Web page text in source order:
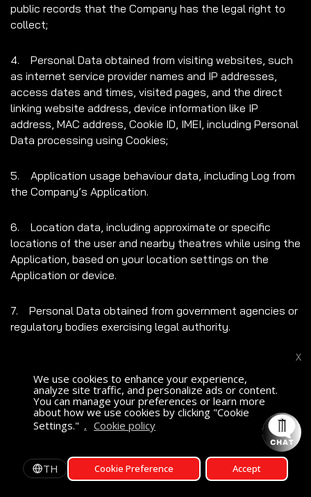
We use cookies to enhance your experience,
analyze site traffic, and personalize ads or content.
You can manage your preferences or learn more
about how we use cookies by clicking "Cookie
Settings." , Cookie policy
TH Cookie Preference Accept
X
public records that the Company has the legal right to
collect;
4. Personal Data obtained from visiting websites, such
as internet service provider names and IP addresses,
access dates and times, visited pages, and the direct
linking website address, device information like IP
address, MAC address, Cookie ID, IMEI, including Personal
Data processing using Cookies;
5. Application usage behaviour data, including Log from
the Company’s Application.
6. Location data, including approximate or specific
locations of the user and nearby theatres while using the
Application, based on your location settings on the
Application or device.
7. Personal Data obtained from government agencies or
regulatory bodies exercising legal authority.
from the Data Subject, with the exception of some cases
where the Company may collect Personal Data from
other sources only after acquiring legally required
consent from you, unless the Company has a legally
permitted necessity or is legally permitted to collect,
use or disclose Personal Data.
ค้นหาภาพยนตร์ AT เลือกโรงภาพยนตร์
รอบฉาย